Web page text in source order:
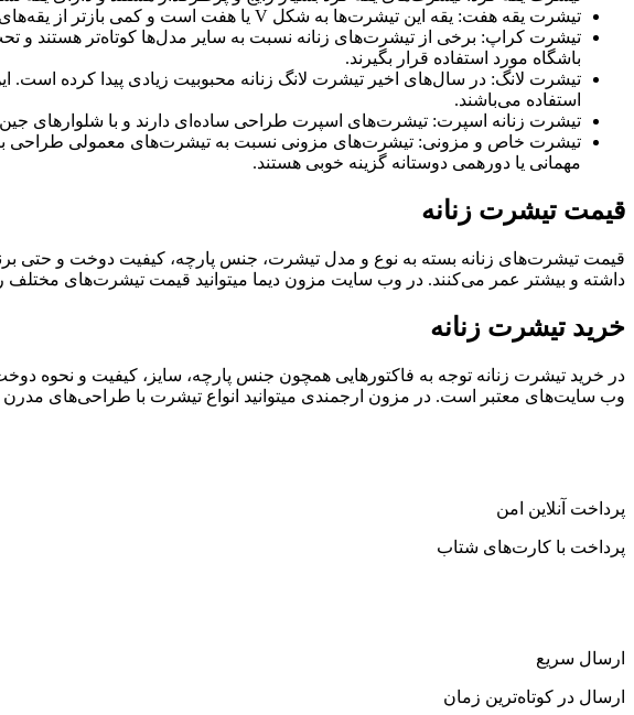
تیشرت یقه هفت: یقه این تیشرت‌ها به شکل V یا هفت است و کمی بازتر از یقه‌های گرد می‌باشد. بسیاری از خانم‌ها با شانه‌های پهن و بالاتنه بزرگ، تیشرت یقه هفت را بیشتر ترجیح می‌دهند.
تیشرت کراپ: برخی از تیشرت‌های زنانه نسبت به سایر مدل‌ها کوتاه‌تر هستند
باشگاه مورد استفاده قرار بگیرند.
تیشرت لانگ: در سال‌های اخیر تیشرت لانگ زنانه محبوبیت زیادی پیدا کرده است.
استفاده می‌‌باشند.
تیشرت زنانه اسپرت: تیشرت‌های اسپرت طراحی ساده‌ای دارند و با شلوارهای
تیشرت خاص و مزونی: تیشرت‌های مزونی نسبت به تیشرت‌های معمولی طراحی
مهمانی یا دورهمی دوستانه گزینه خوبی هستند.
قیمت تیشرت زنانه
قیمت تیشرت‌های زنانه بسته به نوع و مدل تیشرت، جنس پارچه، کیفیت دوخت و حتی
داشته و بیشتر عمر می‌کنند. در وب سایت مزون دیما میتوانید قیمت تیشرت‌های مختلف را
خرید تیشرت زنانه
در خرید تیشرت زنانه توجه به فاکتورهایی همچون جنس پارچه، سایز، کیفیت و نحوه
وب سایت‌های معتبر است. در مزون ارجمندی میتوانید انواع تیشرت با طراحی‌های مدرن
پرداخت آنلاین امن
پرداخت با کارت‌های شتاب
ارسال سریع
ارسال در کوتاه‌ترین زمان